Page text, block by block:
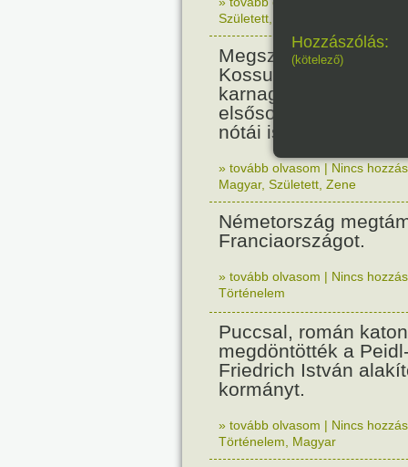
Született
Megszületett Csenki
Kossuth-díjas
karnagy,
elsősorban
nótái ismertek.
» tovább olvasom | Nincs
Magyar, Született Zene
Németország
Franciaországot.
» tovább olvasom | Nincs
Történelem
Puccsal, román
megdöntötték a
Friedrich István
kormányt.
» tovább olvasom | Nincs
Történelem
Magyar
Hozzászólás:
(kötelező)